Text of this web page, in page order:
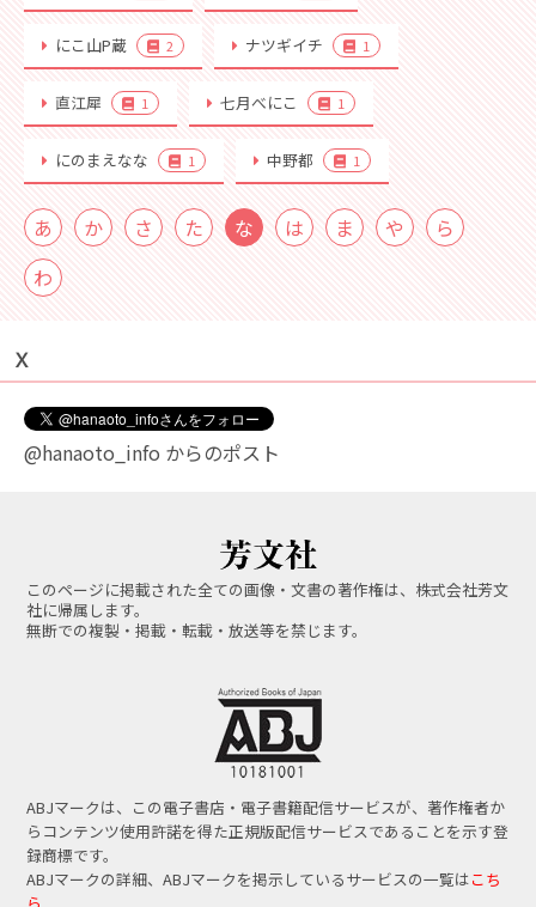
にこ山P蔵 2 ナツギイチ 1
直江犀 1 七月べにこ 1
にのまえなな 1 中野都 1
あ か さ た な は ま や
ら
わ
Ｘ
@hanaoto_info からのポスト
このページに掲載された全ての画像・文書の著作権は、株式会社芳文
社に帰属します。
無断での複製・掲載・転載・放送等を禁じます。
ABJマークは、この電子書店・電子書籍配信サービスが、著作権者か
らコンテンツ使用許諾を得た正規版配信サービスであることを示す登
録商標です。
ABJマークの詳細、ABJマークを掲示しているサービスの一覧はこち